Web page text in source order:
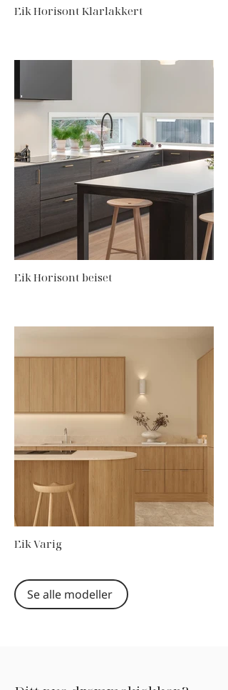
Eik Horisont Klarlakkert
Eik Horisont beiset
Eik Varig
Se alle modeller